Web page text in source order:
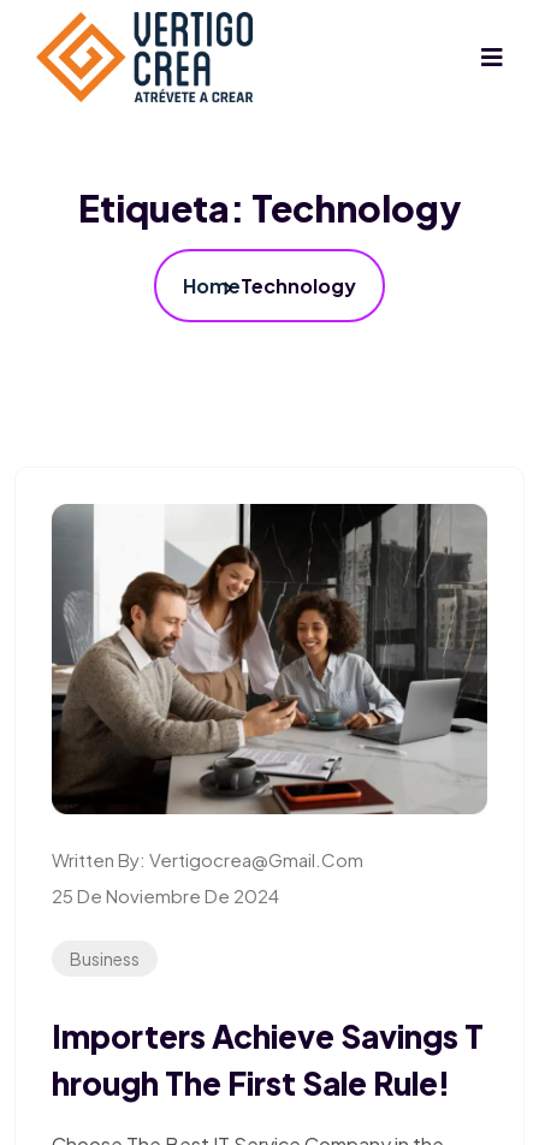
Etiqueta: Technology
HomeTechnology
Written By: Vertigocrea@gmail.com
25 De Noviembre De 2024
Business
Importers Achieve Savings T
Hrough The First Sale Rule!